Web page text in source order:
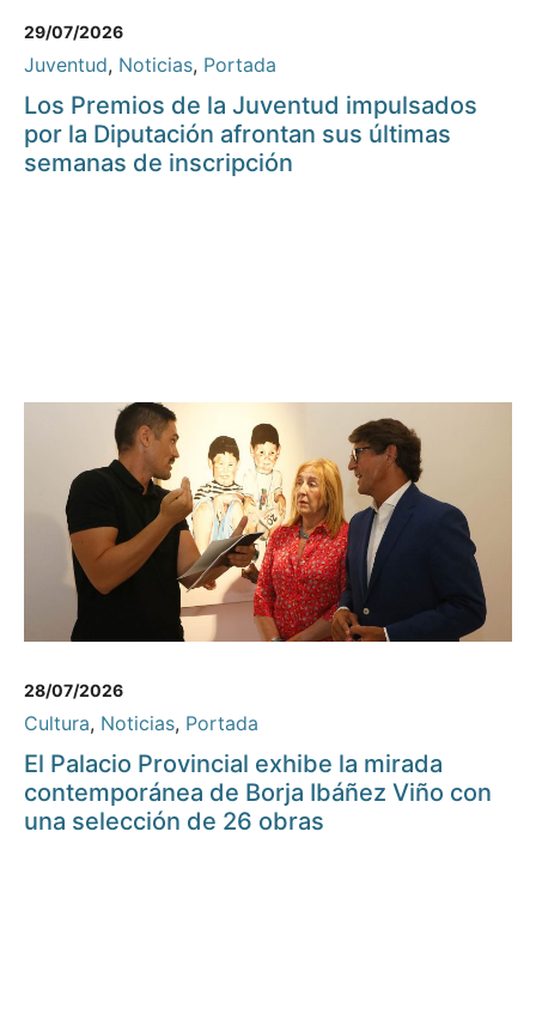
29/07/2026
Juventud, Noticias, Portada
Los Premios de la Juventud impulsados
por la Diputación afrontan sus últimas
semanas de inscripción
28/07/2026
Cultura, Noticias, Portada
El Palacio Provincial exhibe la mirada
contemporánea de Borja Ibáñez Viño con
una selección de 26 obras